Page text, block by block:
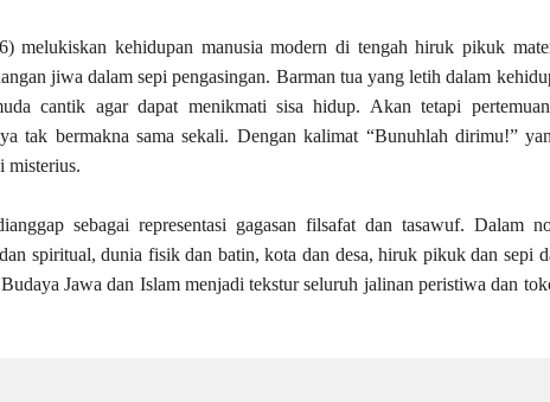
kehidupan manusia modern di tengah hiruk pikuk
jiwa dalam sepi pengasingan. Barman tua yang letih dalam
cantik agar dapat menikmati sisa hidup. Akan tetapi
tak bermakna sama sekali. Dengan kalimat “Bunuhlah dirimu!”
misterius.
sebagai representasi gagasan filsafat dan tasawuf. Dalam
spiritual, dunia fisik dan batin, kota dan desa, hiruk pikuk dan sepi
Jawa dan Islam menjadi tekstur seluruh jalinan peristiwa dan